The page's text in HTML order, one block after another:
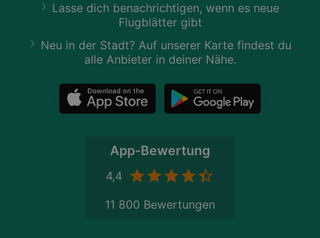
Lasse dich benachrichtigen, wenn es neue
Flugblätter gibt
Neu in der Stadt? Auf unserer Karte findest du
alle Anbieter in deiner Nähe.
App-Bewertung
4,4
11 800 Bewertungen